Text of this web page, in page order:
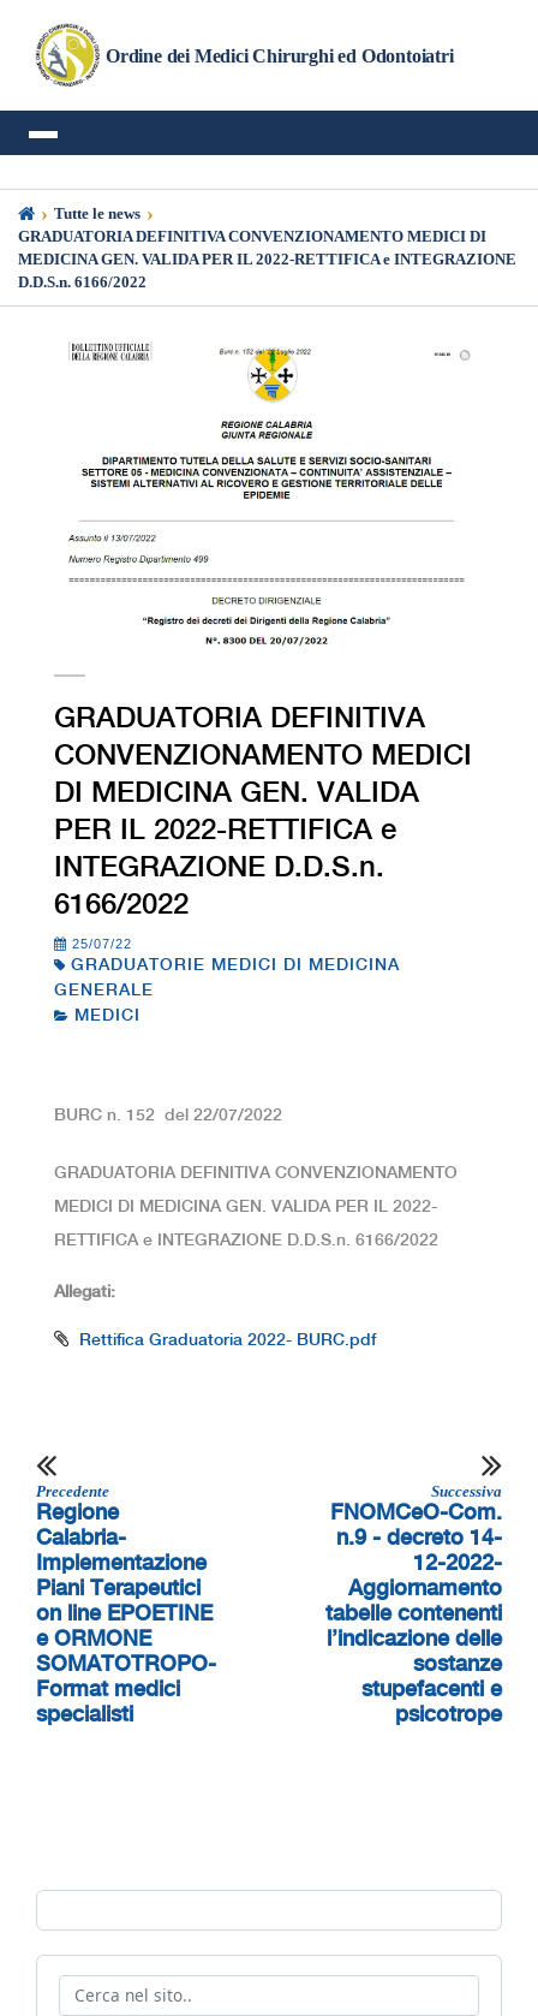
Ordine dei Medici Chirurghi ed Odontoiatri
› Tutte le news ›
GRADUATORIA DEFINITIVA CONVENZIONAMENTO MEDICI DI
MEDICINA GEN. VALIDA PER IL 2022-RETTIFICA e INTEGRAZIONE
D.D.S.n. 6166/2022
GRADUATORIA DEFINITIVA
CONVENZIONAMENTO MEDICI
DI MEDICINA GEN. VALIDA
PER IL 2022-RETTIFICA e
INTEGRAZIONE D.D.S.n.
6166/2022
25/07/22
GRADUATORIE MEDICI DI MEDICINA
GENERALE
MEDICI
BURC n. 152 del 22/07/2022
GRADUATORIA DEFINITIVA CONVENZIONAMENTO
MEDICI DI MEDICINA GEN. VALIDA PER IL 2022-
RETTIFICA e INTEGRAZIONE D.D.S.n. 6166/2022
Allegati:
Rettifica Graduatoria 2022- BURC.pdf
Precedente
Regione
Calabria-
Implementazione
Piani Terapeutici
on line EPOETINE
e ORMONE
SOMATOTROPO-
Format medici
specialisti
Successiva
FNOMCeO-Com.
n.9 - decreto 14-
12-2022-
Aggiornamento
tabelle contenenti
l’indicazione delle
sostanze
stupefacenti e
psicotrope